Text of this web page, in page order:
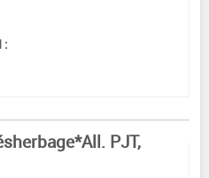
:
PJT,